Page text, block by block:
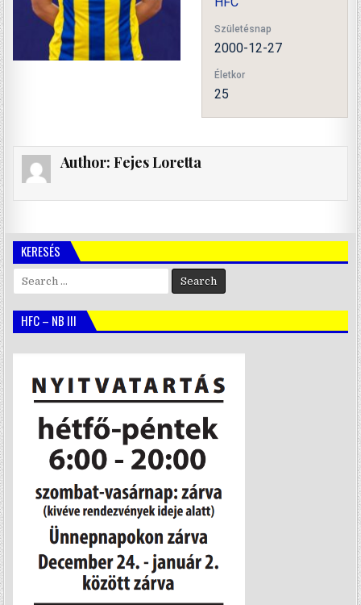
Születésnap
2000-12-27
Életkor
25
Author: Fejes Loretta
KERESÉS
HFC – NB III